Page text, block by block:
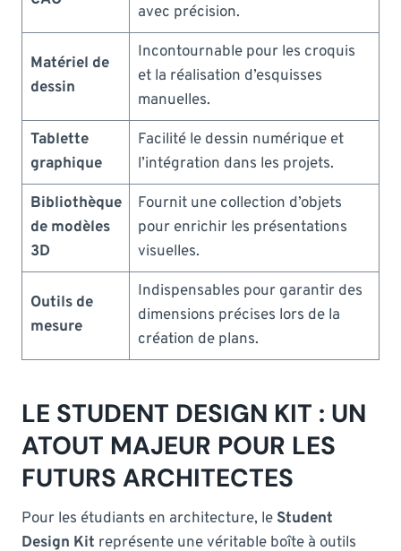
avec précision.
Matériel de
dessin
Incontournable pour les croquis
et la réalisation d’esquisses
manuelles.
Tablette
graphique
Facilité le dessin numérique et
l’intégration dans les projets.
Bibliothèque
de modèles
3D
Fournit une collection d’objets
pour enrichir les présentations
visuelles.
Outils de
mesure
Indispensables pour garantir des
dimensions précises lors de la
création de plans.
LE STUDENT DESIGN KIT : UN
ATOUT MAJEUR POUR LES
FUTURS ARCHITECTES
Pour les étudiants en architecture, le Student
Design Kit représente une véritable boîte à outils